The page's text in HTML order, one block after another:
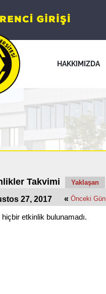
HAKKIMIZDA
Takvimi Yaklaşan
27, 2017 « Önceki Gün
etkinlik bulunamadı.